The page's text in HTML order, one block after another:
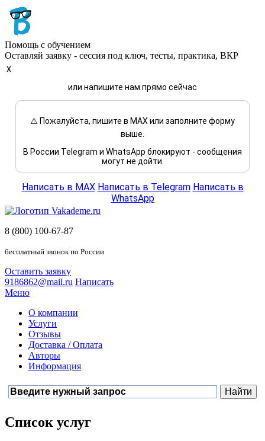
Помощь с обучением
Оставляй заявку - сессия под ключ, тесты, практика, ВКР
x
или напишите нам прямо сейчас
⚠️ Пожалуйста, пишите в MAX или заполните форму
выше.
В России Telegram и WhatsApp блокируют - сообщения
могут не дойти.
Написать в MAX Написать в Telegram Написать в
WhatsApp
8 (800) 100-67-87
бесплатный звонок по России
Оставить заявку
9186862@mail.ru Написать
Меню
О компании
Услуги
Отзывы
Доставка / Оплата
Авторы
Информация
Список услуг